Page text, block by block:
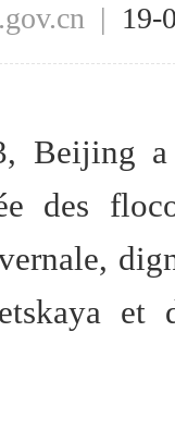
|
Beijing a
des
et